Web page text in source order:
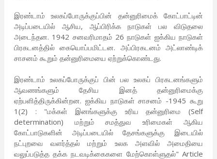
இரண்டாம் உலகப்போருக்குப்பின் தன்னுரிமைக் கோட்பாட்டின்
அடிப்படையில் ஆசிய, ஆப்பிரிக்க நாடுகள் பல விடுதலை
அடைந்தன. 1942 சனவரிமாதம் 26 நாடுகள் ஐக்கிய நாடுகள்
பிரகடனத்தில் கையொப்பமிட்டன. அப்பிரகடனம் அட்லாண்டிக்
சாசனம் கூறும் தன்னுரிமையை ஏற்றுக்கொண்டது.
இரண்டாம் உலகப்போருக்குப் பின் பல உலகப் பிரகடனங்களும்
ஆவணங்களும் தேசிய இனத் தன்னுரிமைக்கு
ஏற்பளித்திருக்கின்றன. ஐக்கிய நாடுகள் சாசனம் -1945 கூறு
1(2) : "மக்கள் இனங்களுக்கு உரிய தன்னுரிமை (Self
determination) மற்றும் சமத்துவ உரிமைகள் ஆகிய
கோட்பாடுகளின் அடிப்படையில் தேசங்களுக்கு இடையில்
நட்புறவை வளர்த்தல் மற்றும் உலக அளவில் அமைதியை
வலுப்படுத்த தக்க நடவடிக்கைகளை மேற்கொள்ளுதல்" Article